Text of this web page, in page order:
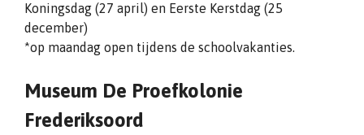
Koningsdag (27 april) en Eerste Kerstdag (25
december)
*op maandag open tijdens de schoolvakanties.
Museum De Proefkolonie
Frederiksoord